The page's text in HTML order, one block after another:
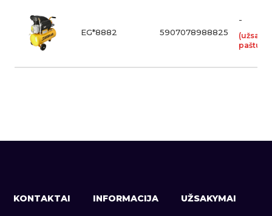
EG*8882 5907078988825
-
paštu
KONTAKTAI INFORMACIJA UŽSAKYMAI